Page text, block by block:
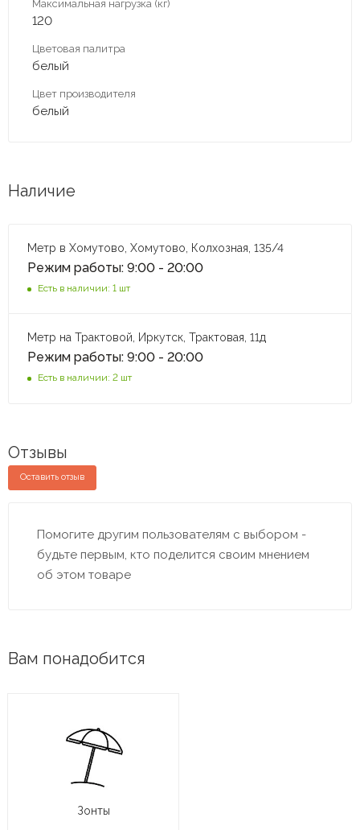
Максимальная нагрузка (кг)
120
Цветовая палитра
белый
Цвет производителя
белый
Наличие
Метр в Хомутово, Хомутово, Колхозная, 135/4
Режим работы: 9:00 - 20:00
Есть в наличии: 1 шт
Метр на Трактовой, Иркутск, Трактовая, 11д
Режим работы: 9:00 - 20:00
Есть в наличии: 2 шт
Отзывы
Оставить отзыв
Помогите другим пользователям с выбором -
будьте первым, кто поделится своим мнением
об этом товаре
Вам понадобится
Зонты